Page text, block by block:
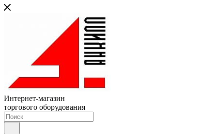
Интернет-магазин
торгового оборудования